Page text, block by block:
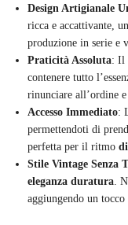
Design Artigianale
ricca e accattivante,
produzione in serie e
Praticità Assoluta: Il
contenere tutto
rinunciare all’ordine
Accesso Immediato:
permettendoti di
perfetta per il ritmo
Stile Vintage Senza
eleganza duratura .
aggiungendo un tocco